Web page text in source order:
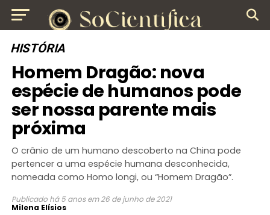
HISTÓRIA
Homem Dragão: nova
espécie de humanos pode
ser nossa parente mais
próxima
O crânio de um humano descoberto na China pode
pertencer a uma espécie humana desconhecida,
nomeada como Homo longi, ou “Homem Dragão”.
Publicado há 5 anos em 26 de junho de 2021
Milena Elísios